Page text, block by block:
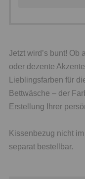
Jetzt wird’s bunt! Ob
oder dezente
Lieblingsfarben für
Bettwäsche – der
Erstellung Ihrer
Kissenbezug nicht
separat bestellbar.